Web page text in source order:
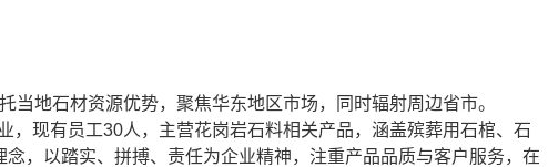
当地石材资源优势，聚焦华东地区市场，同时辐射周边省市。
，现有员工30人，主营花岗岩石料相关产品，涵盖殡葬用石棺、石
，以踏实、拼搏、责任为企业精神，注重产品品质与客户服务，在